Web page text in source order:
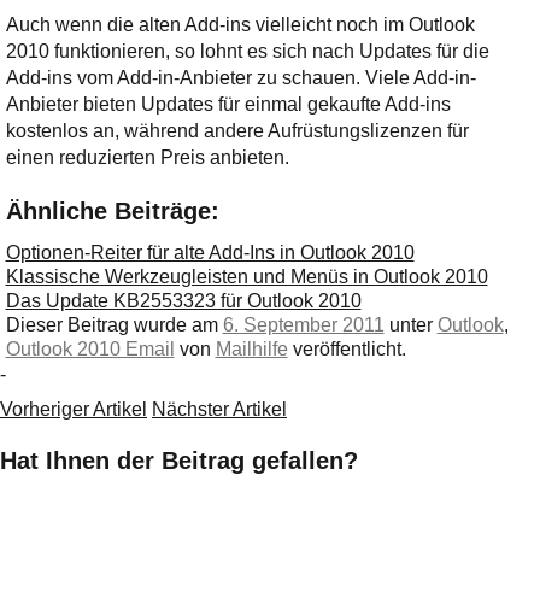
Auch wenn die alten Add-ins vielleicht noch im Outlook
2010 funktionieren, so lohnt es sich nach Updates für die
Add-ins vom Add-in-Anbieter zu schauen. Viele Add-in-
Anbieter bieten Updates für einmal gekaufte Add-ins
kostenlos an, während andere Aufrüstungslizenzen für
einen reduzierten Preis anbieten.
Ähnliche Beiträge:
Optionen-Reiter für alte Add-Ins in Outlook 2010
Klassische Werkzeugleisten und Menüs in Outlook 2010
Das Update KB2553323 für Outlook 2010
Dieser Beitrag wurde am 6. September 2011 unter Outlook,
Outlook 2010 Email von Mailhilfe veröffentlicht.
-
Vorheriger Artikel Nächster Artikel
Hat Ihnen der Beitrag gefallen?